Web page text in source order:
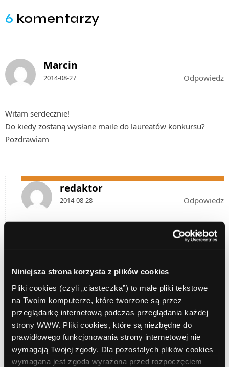
Niniejsza strona korzysta z plików cookies
Pliki cookies (czyli „ciasteczka”) to małe pliki tekstowe
na Twoim komputerze, które tworzone są przez
przeglądarkę internetową podczas przeglądania każdej
strony WWW. Pliki cookies, które są niezbędne do
prawidłowego funkcjonowania strony internetowej nie
wymagają Twojej zgody. Dla pozostałych plików cookies
wymagana jest zgoda wyrażona przed rozpoczęciem
6 komentarzy
Marcin
2014-08-27 Odpowiedz
Witam serdecznie!
Do kiedy zostaną wysłane maile do laureatów konkursu?
Pozdrawiam
redaktor
2014-08-28 Odpowiedz
Wynagrodzeniaudostępniliśmy informację o przyznaniu
Premii w wysokości 150 zł u wszystkich Uczestników
Konkursu, którzy skutecznie wypromowali co najmniej 5
lokat.
Wiadomość e-mail z informacją o przyznaniu nagrody
gwarantowanej oraz z dalszymi instrukcjami zostanie
przesłana do Laureatów do końca dzisiejszego dnia.
Pozdrawiamy,